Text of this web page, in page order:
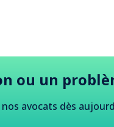
ou un
avocats dès aujourd